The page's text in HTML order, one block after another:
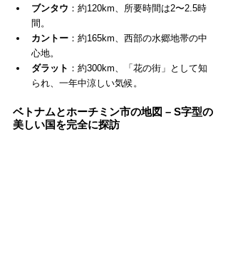
ブンタウ ：約120km、所要時間は2〜2.5時
間。
カントー ：約165km、西部の水郷地帯の中
心地。
ダラット ：約300km、「花の街」として知
られ、一年中涼しい気候。
ベトナムとホーチミン市の地図 – S字型の
美しい国を完全に探訪